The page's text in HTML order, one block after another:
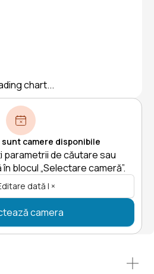
chart...
sunt camere disponibile
de căutare sau
blocul „Selectare cameră”.
dată | ×
camera